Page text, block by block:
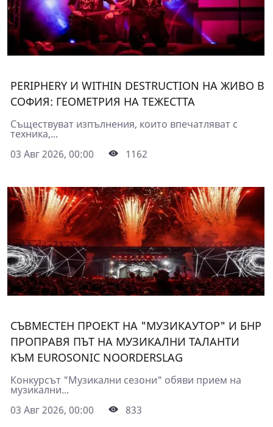
PERIPHERY И WITHIN DESTRUCTION НА ЖИВО В
СОФИЯ: ГЕОМЕТРИЯ НА ТЕЖЕСТТА
Съществуват изпълнения, които впечатляват с
техника,...
03 Авг 2026, 00:00
1162
СЪВМЕСТЕН ПРОЕКТ НА "МУЗИКАУТОР" И БНР
ПРОПРАВЯ ПЪТ НА МУЗИКАЛНИ ТАЛАНТИ
КЪМ EUROSONIC NOORDERSLAG
Конкурсът "Музикални сезони" обяви прием на
музикални...
03 Авг 2026, 00:00
833